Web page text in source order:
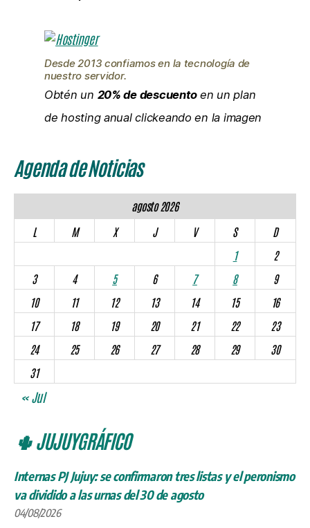
Desde 2013 confiamos en la tecnología de
nuestro servidor.
Obtén un 20% de descuentoen un plan
de hosting anual clickeando en la imagen
Agenda de Noticias
agosto 2026
L
M X J V S
D
1
2
3
4 5 6 7 8
9
10
11 12 13 14 15
16
17
18 19 20 21 22
23
24
25 26 27 28 29
30
31
« Jul
🌵 JUJUYGRÁFICO
Internas PJ Jujuy: se confirmaron tres listas y el peronismo
va dividido a las urnas del 30 de agosto
04/08/2026